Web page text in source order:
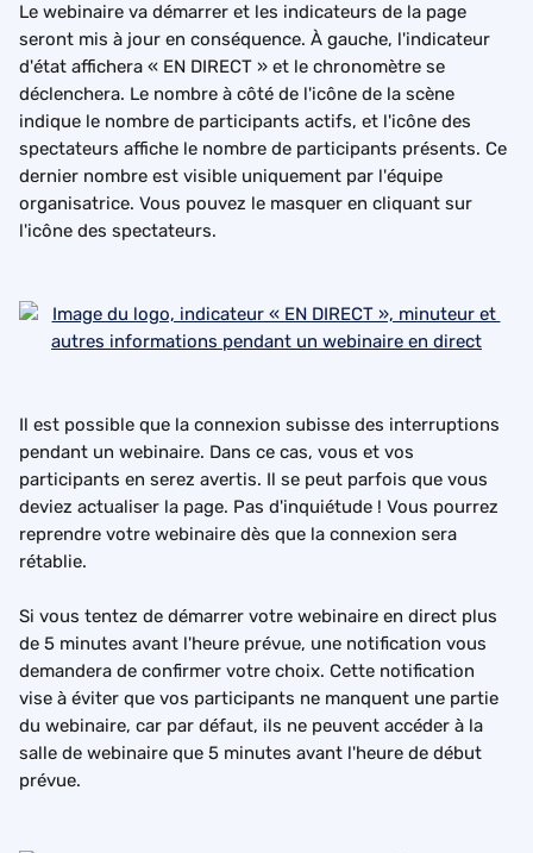
Le webinaire va démarrer et les indicateurs de la page
seront mis à jour en conséquence. À gauche, l'indicateur
d'état affichera « EN DIRECT » et le chronomètre se
déclenchera. Le nombre à côté de l'icône de la scène
indique le nombre de participants actifs, et l'icône des
spectateurs affiche le nombre de participants présents. Ce
dernier nombre est visible uniquement par l'équipe
organisatrice. Vous pouvez le masquer en cliquant sur
l'icône des spectateurs.
Il est possible que la connexion subisse des interruptions
pendant un webinaire. Dans ce cas, vous et vos
participants en serez avertis. Il se peut parfois que vous
deviez actualiser la page. Pas d'inquiétude ! Vous pourrez
reprendre votre webinaire dès que la connexion sera
rétablie.
Si vous tentez de démarrer votre webinaire en direct plus
de 5 minutes avant l'heure prévue, une notification vous
demandera de confirmer votre choix. Cette notification
vise à éviter que vos participants ne manquent une partie
du webinaire, car par défaut, ils ne peuvent accéder à la
salle de webinaire que 5 minutes avant l'heure de début
prévue.